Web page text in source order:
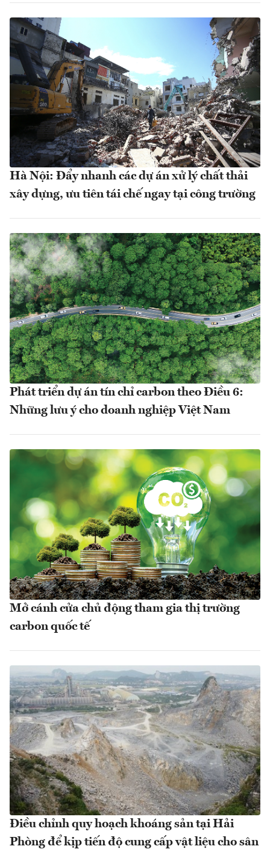
Hà Nội: Đẩy nhanh các dự án xử lý chất thải
xây dựng, ưu tiên tái chế ngay tại công trường
Phát triển dự án tín chỉ carbon theo Điều 6:
Những lưu ý cho doanh nghiệp Việt Nam
Mở cánh cửa chủ động tham gia thị trường
carbon quốc tế
Điều chỉnh quy hoạch khoáng sản tại Hải
Phòng để kịp tiến độ cung cấp vật liệu cho sân